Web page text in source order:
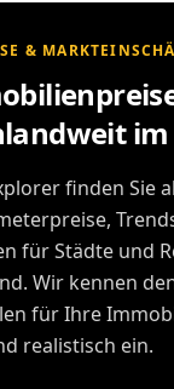
&
im
finden Sie
für Städte und
Wir kennen
für Ihre
realistisch ein.